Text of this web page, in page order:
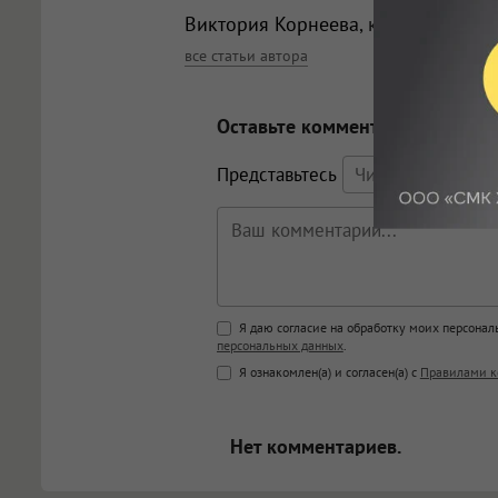
Виктория Корнеева, корреспондент
все статьи автора
Оставьте комментарий
Представьтесь
Поддержка HTML
<b>, <strong>, <u>, <i>, <em>,
<blockquote>, <code>
Я даю согласие на обработку моих
персональных данных.
Я ознакомлен(а) и согласен(а) с Правилами
Нет комментариев.